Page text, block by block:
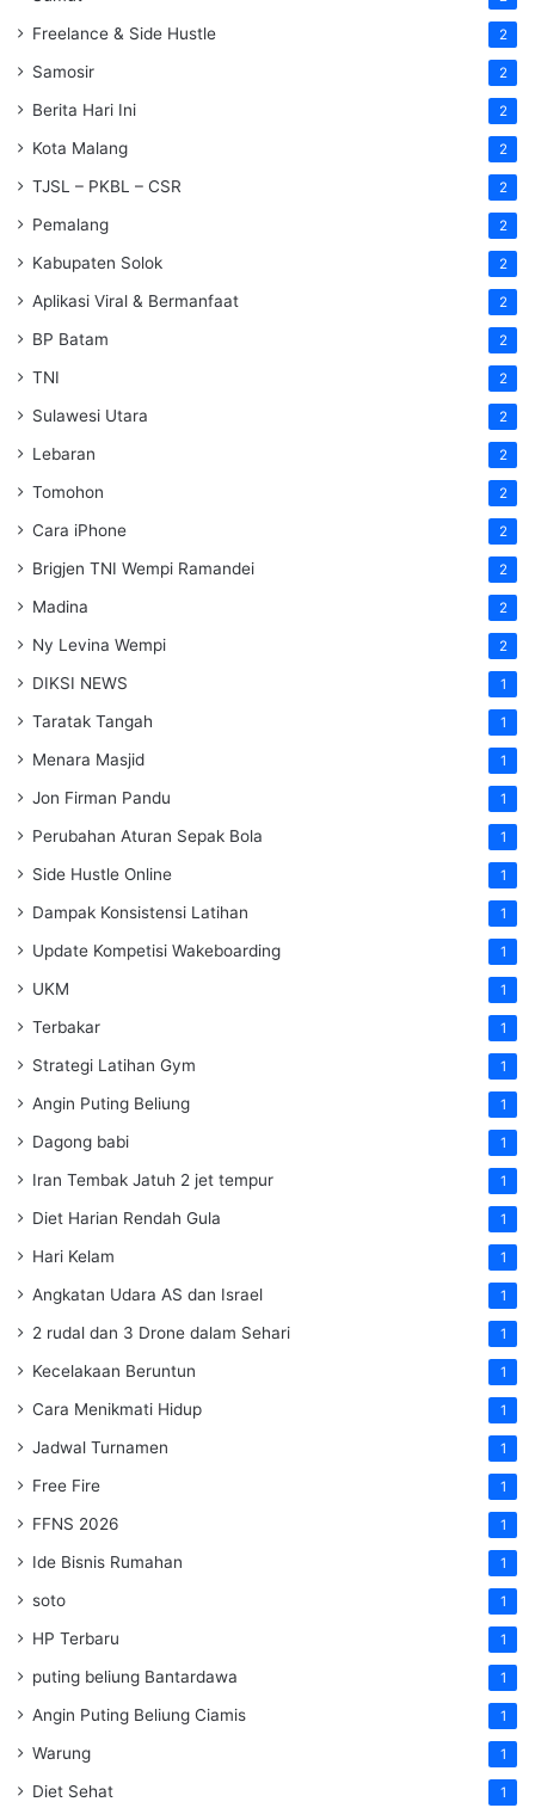
Freelance & Side Hustle 2
Samosir 2
Berita Hari Ini 2
Kota Malang 2
TJSL – PKBL – CSR 2
Pemalang 2
Kabupaten Solok 2
Aplikasi Viral & Bermanfaat 2
BP Batam 2
TNI 2
Sulawesi Utara 2
Lebaran 2
Tomohon 2
Cara iPhone 2
Brigjen TNI Wempi Ramandei 2
Madina 2
Ny Levina Wempi 2
DIKSI NEWS 1
Taratak Tangah 1
Menara Masjid 1
Jon Firman Pandu 1
Perubahan Aturan Sepak Bola 1
Side Hustle Online 1
Dampak Konsistensi Latihan 1
Update Kompetisi Wakeboarding 1
UKM 1
Terbakar 1
Strategi Latihan Gym 1
Angin Puting Beliung 1
Dagong babi 1
Iran Tembak Jatuh 2 jet tempur 1
Diet Harian Rendah Gula 1
Hari Kelam 1
Angkatan Udara AS dan Israel 1
2 rudal dan 3 Drone dalam Sehari 1
Kecelakaan Beruntun 1
Cara Menikmati Hidup 1
Jadwal Turnamen 1
Free Fire 1
FFNS 2026 1
Ide Bisnis Rumahan 1
soto 1
HP Terbaru 1
puting beliung Bantardawa 1
Angin Puting Beliung Ciamis 1
Warung 1
Diet Sehat 1